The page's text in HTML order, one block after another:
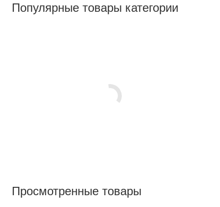
Популярные товары категории
Просмотренные товары